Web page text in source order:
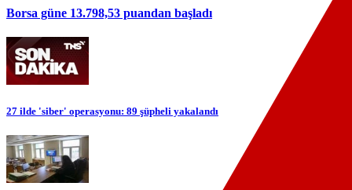
Borsa güne 13.798,53 puandan başladı
27 ilde 'siber' operasyonu: 89 şüpheli yakalandı